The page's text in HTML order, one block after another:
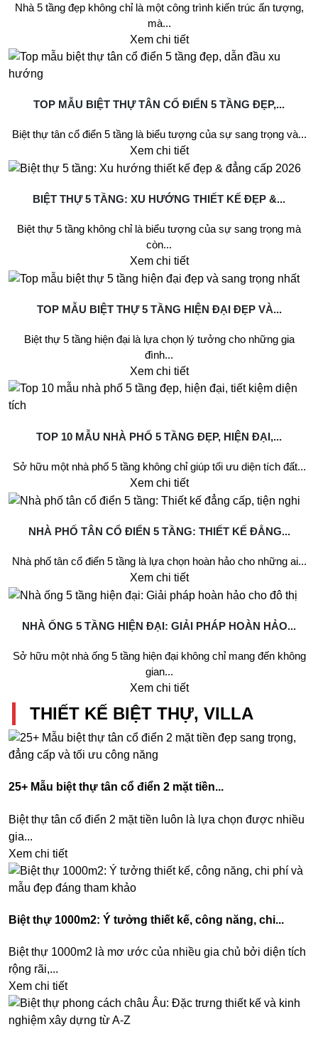
Nhà 5 tầng đẹp không chỉ là một công trình kiến trúc ấn tượng,
mà...
Xem chi tiết
TOP MẪU BIỆT THỰ TÂN CỔ ĐIỂN 5 TẦNG ĐẸP,...
Biệt thự tân cổ điển 5 tầng là biểu tượng của sự sang trọng và...
Xem chi tiết
BIỆT THỰ 5 TẦNG: XU HƯỚNG THIẾT KẾ ĐẸP &...
Biệt thự 5 tầng không chỉ là biểu tượng của sự sang trọng mà
còn...
Xem chi tiết
TOP MẪU BIỆT THỰ 5 TẦNG HIỆN ĐẠI ĐẸP VÀ...
Biệt thự 5 tầng hiện đại là lựa chọn lý tưởng cho những gia
đình...
Xem chi tiết
TOP 10 MẪU NHÀ PHỐ 5 TẦNG ĐẸP, HIỆN ĐẠI,...
Sở hữu một nhà phố 5 tầng không chỉ giúp tối ưu diện tích đất...
Xem chi tiết
NHÀ PHỐ TÂN CỔ ĐIỂN 5 TẦNG: THIẾT KẾ ĐẲNG...
Nhà phố tân cổ điển 5 tầng là lựa chọn hoàn hảo cho những ai...
Xem chi tiết
NHÀ ỐNG 5 TẦNG HIỆN ĐẠI: GIẢI PHÁP HOÀN HẢO...
Sở hữu một nhà ống 5 tầng hiện đại không chỉ mang đến không
gian...
Xem chi tiết
THIẾT KẾ BIỆT THỰ, VILLA
25+ Mẫu biệt thự tân cổ điển 2 mặt tiền...
Biệt thự tân cổ điển 2 mặt tiền luôn là lựa chọn được nhiều
gia...
Xem chi tiết
Biệt thự 1000m2: Ý tưởng thiết kế, công năng, chi...
Biệt thự 1000m2 là mơ ước của nhiều gia chủ bởi diện tích
rộng rãi,...
Xem chi tiết